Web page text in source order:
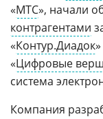
«МТС», начали
контрагентами
«Контур.Диадок
«Цифровые
система
Компания